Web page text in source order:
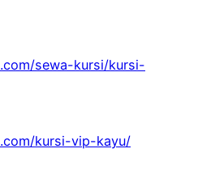
sewa-kursi/kursi-
kursi-vip-kayu/